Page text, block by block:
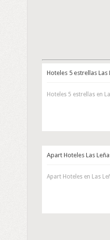
Hoteles 5 estrellas Las
Hoteles 5 estrellas en
Apart Hoteles Las
Apart Hoteles en Las